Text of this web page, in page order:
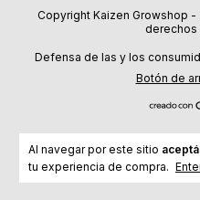
Al navegar por este sitio
tu experiencia de compra.
Copyright Kaizen Growshop
derechos
Defensa de las y los
Botón de